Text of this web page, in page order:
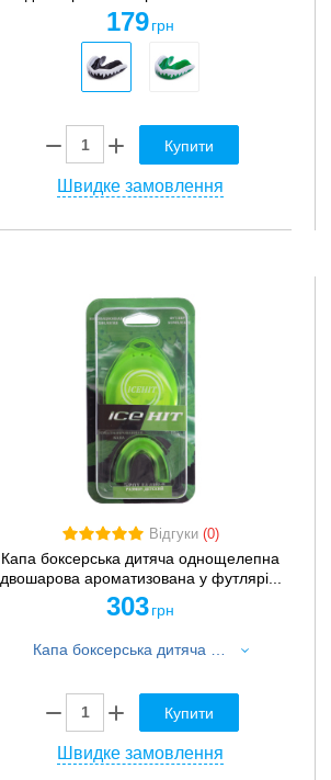
179 грн
Купити
Швидке замовлення
Відгуки (0)
Капа боксерська дитяча однощелепна
двошарова ароматизована у футлярі...
303 грн
Купити
Швидке замовлення